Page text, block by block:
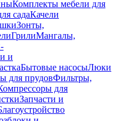
Комплекты мебели для
садаКачели
Зонты,
ГрилиМангалы,
и
Бытовые насосыЛюки
для прудовФильтры,
для
Запчасти и